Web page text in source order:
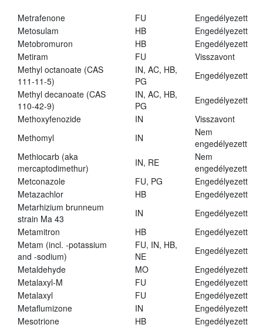
Metrafenone FU
Engedélyezett
Metosulam
HB
Engedélyezett
Metobromuron
HB
Engedélyezett
Metiram
FU
Visszavont
Methyl octanoate (CAS
111-11-5)
IN, AC, HB,
PG
Engedélyezett
Methyl decanoate (CAS
110-42-9)
IN, AC, HB,
PG
Engedélyezett
Methoxyfenozide
IN
Visszavont
Methomyl
IN
Nem
engedélyezett
Methiocarb (aka
mercaptodimethur)
IN, RE
Nem
engedélyezett
Metconazole
FU, PG
Engedélyezett
Metazachlor
HB
Engedélyezett
Metarhizium brunneum
strain Ma 43
IN
Engedélyezett
Metamitron
HB
Engedélyezett
Metam (incl. -potassium
and -sodium)
FU, IN, HB,
NE
Engedélyezett
Metaldehyde
MO
Engedélyezett
Metalaxyl-M
FU
Engedélyezett
Metalaxyl
FU
Engedélyezett
Metaflumizone
IN
Engedélyezett
Mesotrione
HB
Engedélyezett